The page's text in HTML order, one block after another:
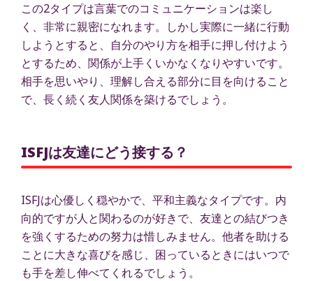
この2タイプは言葉でのコミュニケーションは楽し
く、非常に親密になれます。しかし実際に一緒に行動
しようとすると、自分のやり方を相手に押し付けよう
とするため、関係が上手くいかなくなりやすいです。
相手を思いやり、理解し合える部分に目を向けること
で、長く続く友人関係を築けるでしょう。
ISFJは友達にどう接する？
ISFJは心優しく穏やかで、平和主義なタイプです。内
向的ですが人と関わるのが好きで、友達との結びつき
を強くするための努力は惜しみません。他者を助ける
ことに大きな喜びを感じ、困っているときにはいつで
も手を差し伸べてくれるでしょう。